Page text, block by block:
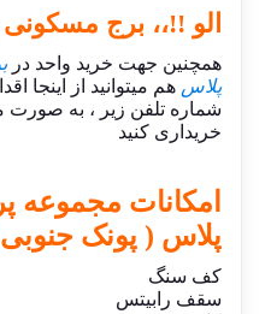
الو !!،، برج
همچنین جهت خرید واحد در
پلاس هم میتوانید از اینجا
شماره تلفن زیر ، به صورت
خریداری کنید​
امکانات مجموعه
پلاس ( پونک
کف سنگ
سقف رابیتس